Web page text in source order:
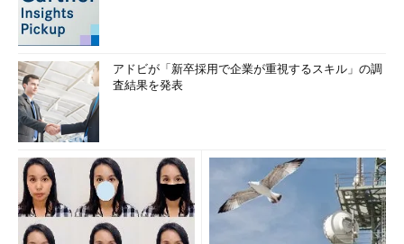
アドビが「新卒採用で企業が重視するスキル」の調
査結果を発表